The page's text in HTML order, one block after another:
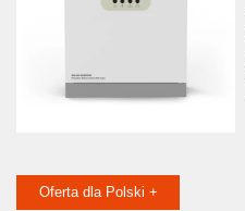
Oferta dla Polski +